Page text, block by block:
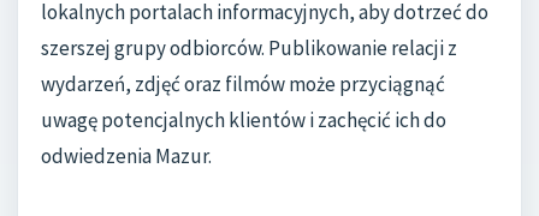
lokalnych portalach informacyjnych, aby dotrzeć do
szerszej grupy odbiorców. Publikowanie relacji z
wydarzeń, zdjęć oraz filmów może przyciągnąć
uwagę potencjalnych klientów i zachęcić ich do
odwiedzenia Mazur.